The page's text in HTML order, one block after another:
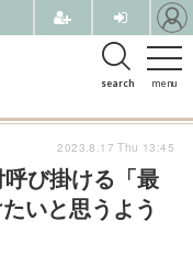
menu
search
び掛ける「最
いと思うよう
2023.8.17 Thu 13:45